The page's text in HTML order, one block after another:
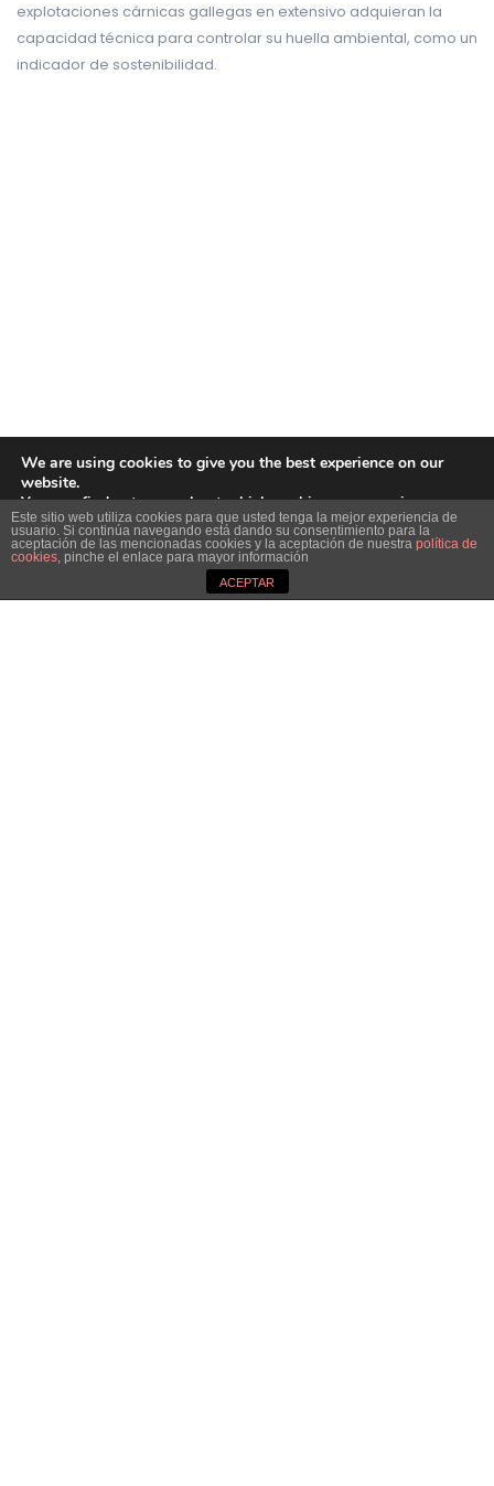
explotaciones cárnicas gallegas en extensivo adquieran la
capacidad técnica para controlar su huella ambiental, como un
indicador de sostenibilidad.
Este sitio web utiliza cookies para que usted tenga la mejor experiencia de
usuario. Si continúa navegando está dando su consentimiento para la
aceptación de las mencionadas cookies y la aceptación de nuestra política de
cookies, pinche el enlace para mayor información
ACEPTAR
We are using cookies to give you the best experience on our
website.
You can find out more about which cookies we are using or
switch them off insettings.
Accept Reject Settings